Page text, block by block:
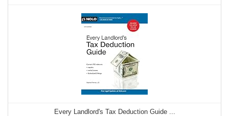
Every Landlord's Tax Deduction Guide ...